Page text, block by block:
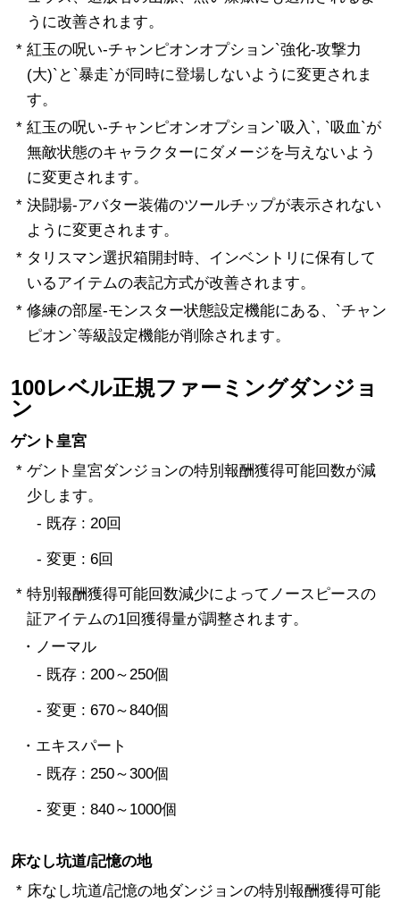
うに改善されます。
* 紅玉の呪い-チャンピオンオプション`強化-攻撃力
(大)`と`暴走`が同時に登場しないように変更されま
す。
* 紅玉の呪い-チャンピオンオプション`吸入`, `吸血`が
無敵状態のキャラクターにダメージを与えないよう
に変更されます。
* 決闘場-アバター装備のツールチップが表示されない
ように変更されます。
* タリスマン選択箱開封時、インベントリに保有して
いるアイテムの表記方式が改善されます。
* 修練の部屋-モンスター状態設定機能にある、`チャン
ピオン`等級設定機能が削除されます。
100レベル正規ファーミングダンジョ
ン
ゲント皇宮
* ゲント皇宮ダンジョンの特別報酬獲得可能回数が減
少します。
- 既存 : 20回
- 変更 : 6回
* 特別報酬獲得可能回数減少によってノースピースの
証アイテムの1回獲得量が調整されます。
・ノーマル
- 既存 : 200～250個
- 変更 : 670～840個
・エキスパート
- 既存 : 250～300個
- 変更 : 840～1000個
床なし坑道/記憶の地
* 床なし坑道/記憶の地ダンジョンの特別報酬獲得可能